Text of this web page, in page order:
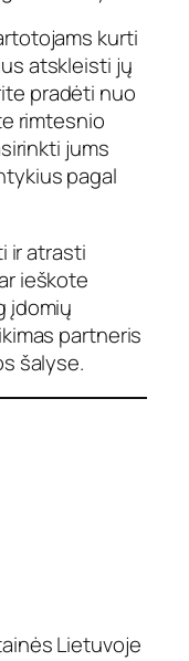
kurti
atskleisti jų
pradėti nuo
rimtesnio
jums
pagal
ir atrasti
ieškote
įdomių
partneris
šalyse.
Lietuvoje